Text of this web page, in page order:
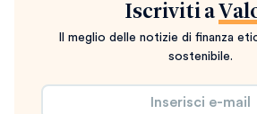
Iscriviti a
Il meglio delle notizie di finanza
sostenibile.